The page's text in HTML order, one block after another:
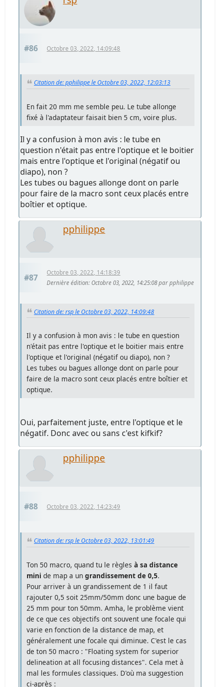
#86 Octobre 03, 2022, 14:09:48
Citation de: pphilippe le Octobre 03, 2022, 12:03:13
En fait 20 mm me semble peu. Le tube allonge
fixé à l'adaptateur faisait bien 5 cm, voire plus.
Il y a confusion à mon avis : le tube en
question n'était pas entre l'optique et le boitier
mais entre l'optique et l'original (négatif ou
diapo), non ?
Les tubes ou bagues allonge dont on parle
pour faire de la macro sont ceux placés entre
boîtier et optique.
pphilippe
#87
Octobre 03, 2022, 14:18:39
Dernière édition: Octobre 03, 2022, 14:25:08 par pphilippe
Citation de: rsp le Octobre 03, 2022, 14:09:48
Il y a confusion à mon avis : le tube en question
n'était pas entre l'optique et le boitier mais entre
l'optique et l'original (négatif ou diapo), non ?
Les tubes ou bagues allonge dont on parle pour
faire de la macro sont ceux placés entre boîtier et
optique.
Oui, parfaitement juste, entre l'optique et le
négatif. Donc avec ou sans c'est kifkif?
pphilippe
#88 Octobre 03, 2022, 14:23:49
Citation de: rsp le Octobre 03, 2022, 13:01:49
Ton 50 macro, quand tu le règles à sa distance
mini de map a ungrandissement de 0,5.
Pour arriver à un grandissement de 1 il faut
rajouter 0,5 soit 25mm/50mm donc une bague de
25 mm pour ton 50mm. Amha, le problème vient
de ce que ces objectifs ont souvent une focale qui
varie en fonction de la distance de map, et
généralement une focale qui diminue. C'est le cas
de ton 50 macro : "Floating system for superior
delineation at all focusing distances". Cela met à
mal les formules classiques. D'où ma suggestion
ci-après :